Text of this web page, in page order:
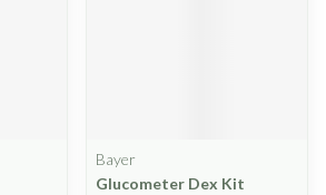
Bayer
Glucometer Dex Kit